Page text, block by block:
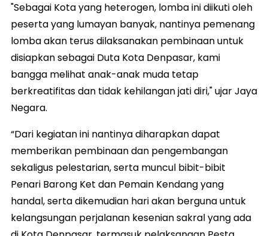
"Sebagai Kota yang heterogen, lomba ini diikuti oleh
peserta yang lumayan banyak, nantinya pemenang
lomba akan terus dilaksanakan pembinaan untuk
disiapkan sebagai Duta Kota Denpasar, kami
bangga melihat anak-anak muda tetap
berkreatifitas dan tidak kehilangan jati diri," ujar Jaya
Negara.
“Dari kegiatan ini nantinya diharapkan dapat
memberikan pembinaan dan pengembangan
sekaligus pelestarian, serta muncul bibit-bibit
Penari Barong Ket dan Pemain Kendang yang
handal, serta dikemudian hari akan berguna untuk
kelangsungan perjalanan kesenian sakral yang ada